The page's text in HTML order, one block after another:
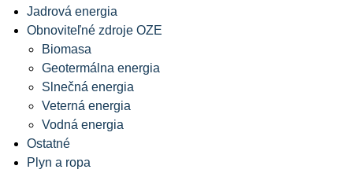
Jadrová energia
Obnoviteľné zdroje OZE
Biomasa
Geotermálna energia
Slnečná energia
Veterná energia
Vodná energia
Ostatné
Plyn a ropa